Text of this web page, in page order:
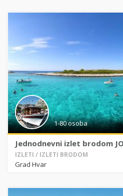
1-80 osoba
Jednodnevni izlet brodom
IZLETI / IZLETI BRODOM
Grad Hvar